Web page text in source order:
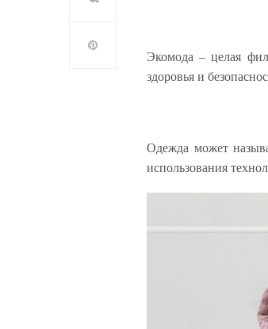
Экомода – целая
здоровья и
Одежда может
использования